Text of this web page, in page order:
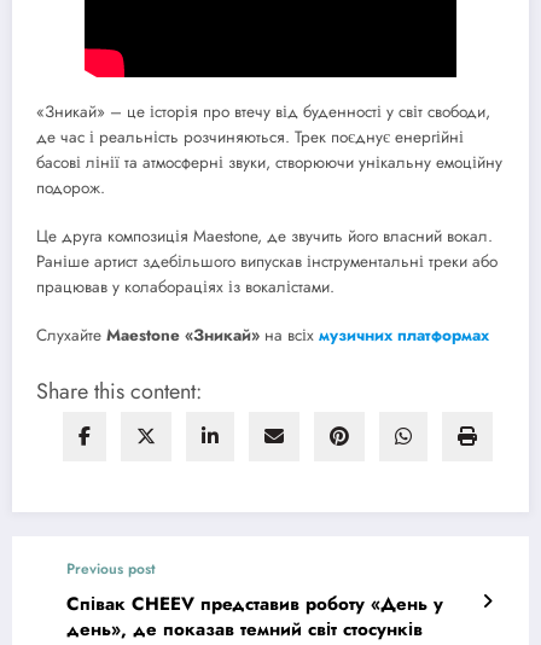
«Зникай» – це історія про втечу від буденності у світ свободи,
де час і реальність розчиняються. Трек поєднує енергійні
басові лінії та атмосферні звуки, створюючи унікальну емоційну
подорож.
Це друга композиція Maestone, де звучить його власний вокал.
Раніше артист здебільшого випускав інструментальні треки або
працював у колабораціях із вокалістами.
Слухайте Maestone «Зникай» на всіх музичних платформах
Share this content:
Previous post
Співак CHEEV представив роботу «День у
день», де показав темний світ стосунків